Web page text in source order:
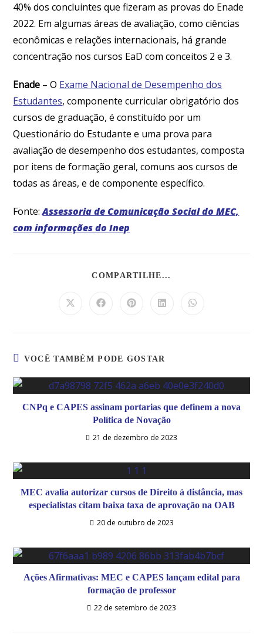
40% dos concluintes que fizeram as provas do Enade
2022. Em algumas áreas de avaliação, como ciências
econômicas e relações internacionais, há grande
concentração nos cursos EaD com conceitos 2 e 3.
Enade – O Exame Nacional de Desempenho dos
Estudantes, componente curricular obrigatório dos
cursos de graduação, é constituído por um
Questionário do Estudante e uma prova para
avaliação de desempenho dos estudantes, composta
por itens de formação geral, comuns aos cursos de
todas as áreas, e de componente específico.
Fonte:Assessoria de Comunicação Social do MEC,
com informações do Inep
COMPARTILHE...
VOCÊ TAMBÉM PODE GOSTAR
CNPq e CAPES assinam portarias que definem a nova
Política de Novação
21 de dezembro de 2023
MEC avalia autorizar cursos de Direito à distância, mas
especialistas citam baixa taxa de aprovação na OAB
20 de outubro de 2023
Ações Afirmativas: MEC e CAPES lançam edital para
formação de professor
22 de setembro de 2023